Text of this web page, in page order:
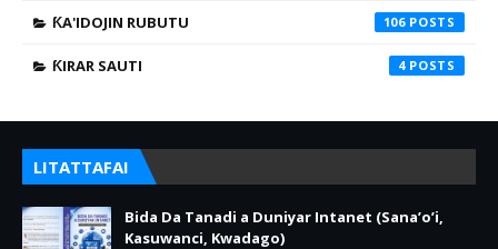
ƘA'IDOJIN RUBUTU 106
ƘIRAR SAUTI 4
LITATTAFAI
Bida Da Tanadi a Duniyar Intanet (Sana’o’i,
Kasuwanci, Kwadago)